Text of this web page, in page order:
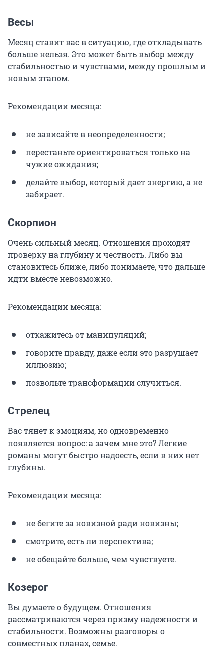
Весы
Месяц ставит вас в ситуацию, где откладывать
больше нельзя. Это может быть выбор между
стабильностью и чувствами, между прошлым и
новым этапом.
Рекомендации месяца:
не зависайте в неопределенности;
перестаньте ориентироваться только на
чужие ожидания;
делайте выбор, который дает энергию, а не
забирает.
Скорпион
Очень сильный месяц. Отношения проходят
проверку на глубину и честность. Либо вы
становитесь ближе, либо понимаете, что дальше
идти вместе невозможно.
Рекомендации месяца:
откажитесь от манипуляций;
говорите правду, даже если это разрушает
иллюзию;
позвольте трансформации случиться.
Стрелец
Вас тянет к эмоциям, но одновременно
появляется вопрос: а зачем мне это? Легкие
романы могут быстро надоесть, если в них нет
глубины.
Рекомендации месяца:
не бегите за новизной ради новизны;
смотрите, есть ли перспектива;
не обещайте больше, чем чувствуете.
Козерог
Вы думаете о будущем. Отношения
рассматриваются через призму надежности и
стабильности. Возможны разговоры о
совместных планах, семье.